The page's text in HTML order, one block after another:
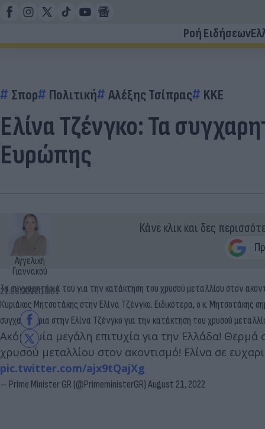
Ροή Ειδήσεων
Σπορ Πολιτική Αλέξης Τσίπρας KKE
Ελίνα Τζένγκο: Τα
Ευρώπης
Αγγελική
Γιαννακού
21.08.2022 13:01
Κάνε κλικ και δες
Τα συγχαρητήριά του για την κατάκτηση του χρυσού μεταλλίου στον
Κυριάκος Μητσοτάκης στην Ελίνα Τζένγκο. Ειδικότερα, ο κ.
συγχαρητήρια στην Ελίνα Τζένγκο για την κατάκτηση του χρυσού
Ακόμα μία μεγάλη επιτυχία για την Ελλάδα! Θερμά
χρυσού μεταλλίου στον ακοντισμό! Ελίνα σε
pic.twitter.com/ajx9tQajXg
— Prime Minister GR (@PrimeministerGR)August 21, 2022